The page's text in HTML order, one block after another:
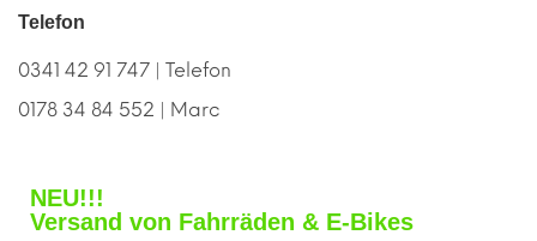
Telefon
0341 42 91 747 | Telefon
0178 34 84 552 | Marc
NEU!!!
Versand von Fahrräden & E-Bikes